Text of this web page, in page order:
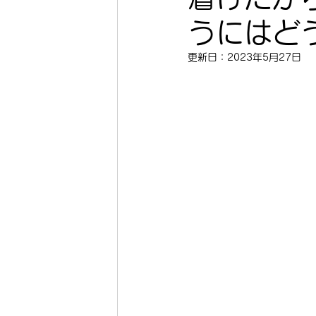
うにはど
更新日： 2023年5月27日